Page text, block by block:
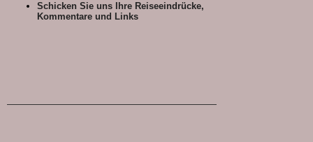
Schicken Sie uns Ihre Reiseeindrücke,
Kommentare und Links